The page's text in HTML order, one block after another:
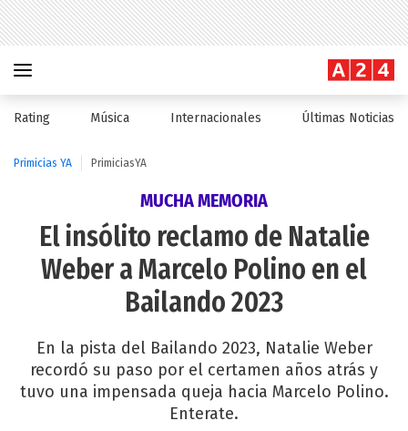
Rating Música Internacionales Últimas Noticias
Primicias YA PrimiciasYA
MUCHA MEMORIA
El insólito reclamo de Natalie
Weber a Marcelo Polino en el
Bailando 2023
En la pista del Bailando 2023, Natalie Weber
recordó su paso por el certamen años atrás y
tuvo una impensada queja hacia Marcelo Polino.
Enterate.